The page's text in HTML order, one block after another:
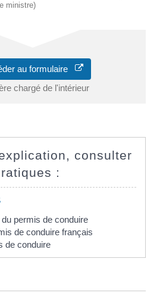
ministre)
au formulaire
chargé de l'intérieur
consulter
:
permis de conduire
de conduire français
de conduire